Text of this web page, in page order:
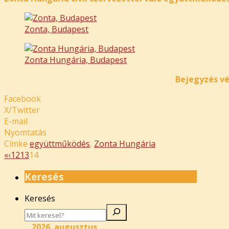
Zonta, Budapest
Zonta Hungária, Budapest
Bejegyzés
Facebook
X/Twitter
E-mail
Nyomtatás
Címke együttműködés, Zonta Hungária
«‹121314
Keresés
Keresés